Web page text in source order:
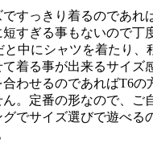
すっきり着るのであれ
すぎる事もないので丁
と中にシャツを着たり、
着る事が出来るサイズ
わせるのであればT6の
。定番の形なので、ご
でサイズ選びで遊べる